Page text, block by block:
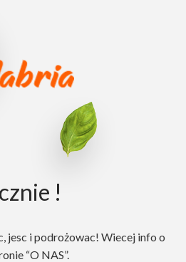
!
jesc i podrożowac! Wiecej info o
“O NAS”.